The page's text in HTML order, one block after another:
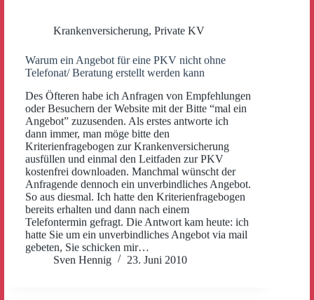
Krankenversicherung, Private KV
Warum ein Angebot für eine PKV nicht ohne
Telefonat/ Beratung erstellt werden kann
Des Öfteren habe ich Anfragen von Empfehlungen
oder Besuchern der Website mit der Bitte “mal ein
Angebot” zuzusenden. Als erstes antworte ich
dann immer, man möge bitte den
Kriterienfragebogen zur Krankenversicherung
ausfüllen und einmal den Leitfaden zur PKV
kostenfrei downloaden. Manchmal wünscht der
Anfragende dennoch ein unverbindliches Angebot.
So aus diesmal. Ich hatte den Kriterienfragebogen
bereits erhalten und dann nach einem
Telefontermin gefragt. Die Antwort kam heute: ich
hatte Sie um ein unverbindliches Angebot via mail
gebeten, Sie schicken mir…
Sven Hennig
23. Juni 2010